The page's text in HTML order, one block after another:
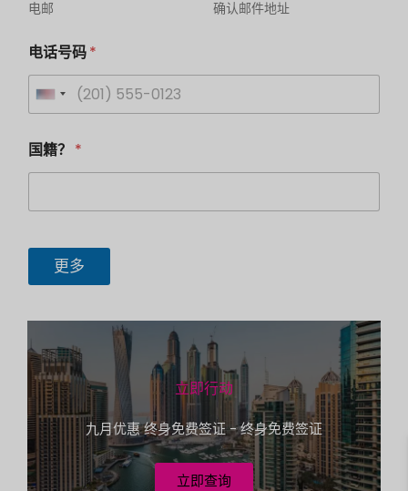
电邮 确认邮件地址
电话号码*
U
i
t
e
s
+
1
名
称
i
n
a
o
a
i
t
ä
?
e
i
e
国籍？ *
更多
立即行动
九月优惠 终身免费签证 - 终身免费签证
立即查询